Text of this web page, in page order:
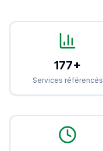
177+
Services référencés